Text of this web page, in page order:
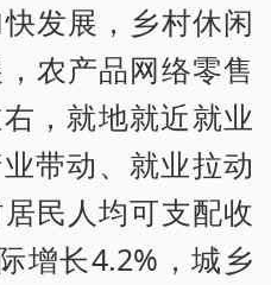
发展，乡村休闲
农产品网络零售
，就地就近就业
带动、就业拉动
民人均可支配收
增长4.2%，城乡